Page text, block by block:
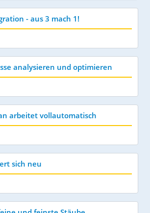
- aus 3 mach 1!
analysieren und optimieren
arbeitet vollautomatisch
sich neu